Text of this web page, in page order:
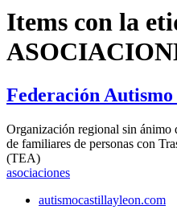
Items con la
Federación
Organización regional sin ánimo
de familiares de personas con
(TEA)
asociaciones
autismocastillayleon.com